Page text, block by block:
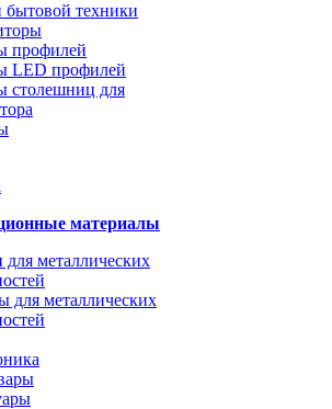
техники
профилей
LED профилей
столешниц для
материалы
металлических
для металлических